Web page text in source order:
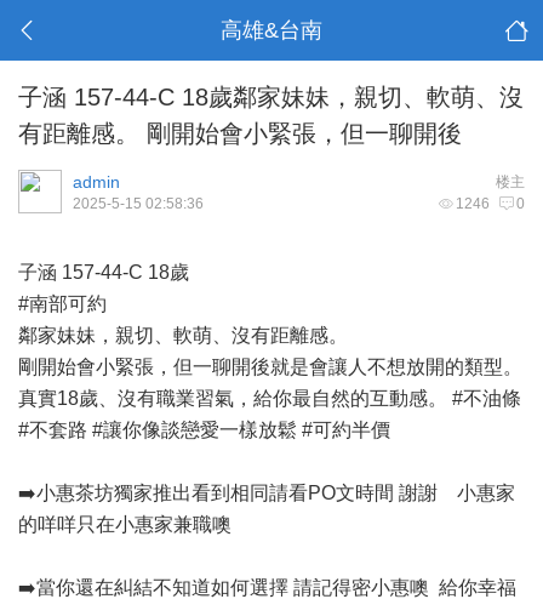
高雄&台南
子涵 157-44-C 18歲鄰家妹妹，親切、軟萌、沒
有距離感。 剛開始會小緊張，但一聊開後
楼主
admin
1246 0
2025-5-15 02:58:36
子涵 157-44-C 18歲
#南部可約
鄰家妹妹，親切、軟萌、沒有距離感。
剛開始會小緊張，但一聊開後就是會讓人不想放開的類型。
真實18歲、沒有職業習氣，給你最自然的互動感。 #不油條
#不套路 #讓你像談戀愛一樣放鬆 #可約半價
➡️小惠茶坊獨家推出看到相同請看PO文時間 謝謝 小惠家
的咩咩只在小惠家兼職噢
➡️當你還在糾結不知道如何選擇 請記得密小惠噢 給你幸福